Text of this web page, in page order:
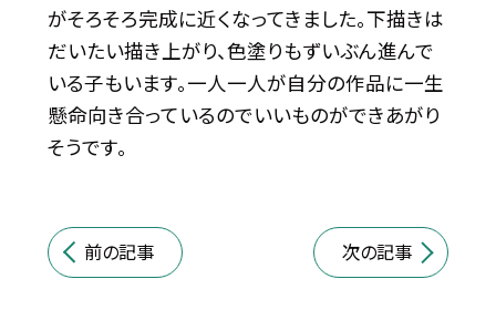
がそろそろ完成に近くなってきました。下描きは
だいたい描き上がり、色塗りもずいぶん進んで
いる子もいます。一人一人が自分の作品に一生
懸命向き合っているのでいいものができあがり
そうです。
前の記事 次の記事